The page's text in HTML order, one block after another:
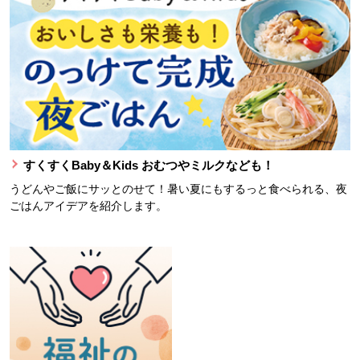
すくすくBaby＆Kids おむつやミルクなども！
うどんやご飯にサッとのせて！暑い夏にもするっと食べられる、夜
ごはんアイデアを紹介します。